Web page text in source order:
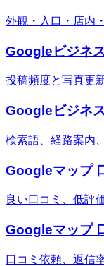
外観・入口・店内
Googleビジネ
投稿頻度と写真更
Googleビジネ
検索語、経路案内
Googleマップ
良い口コミ、低評
Googleマップ
口コミ依頼、返信